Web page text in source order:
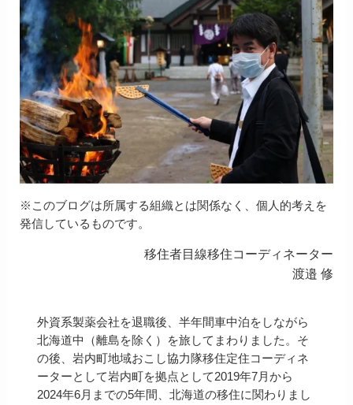
※このブログは所属する組織とは関係なく、個人的考えを
発信しているものです。
移住者目線移住コーディネーター
渡邉 修
外資系製薬会社を退職後、半年間車中泊をしながら
北海道中（離島を除く）を旅してまわりました。そ
の後、岩内町地域おこし協力隊移住定住コーディネ
ーターとして岩内町を拠点として2019年7月から
2024年6月までの5年間、北海道の移住に関わりまし